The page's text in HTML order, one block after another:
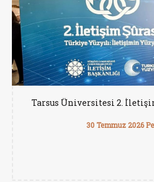
Tarsus Üniversitesi 2.
30 Temmuz 2026